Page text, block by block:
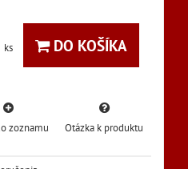
ks DO KOŠÍKA
zoznamu Otázka k produktu